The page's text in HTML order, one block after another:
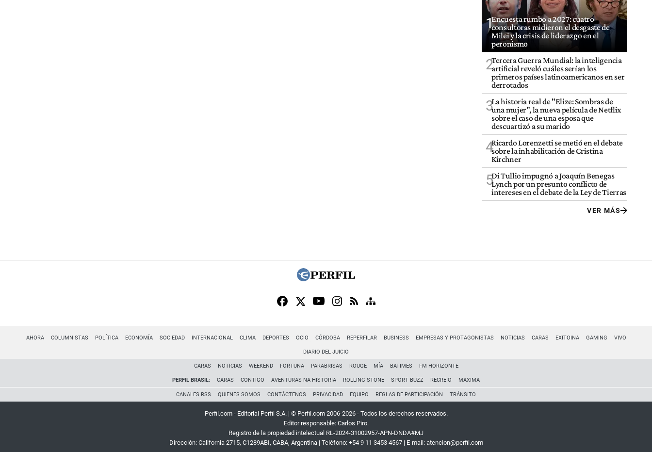
1Encuesta rumbo a 2027: cuatro
consultoras midieron el desgaste de
Milei y la crisis de liderazgo en el
peronismo
2Tercera Guerra Mundial: la inteligencia
artificial reveló cuáles serían los
primeros países latinoamericanos en ser
derrotados
3La historia real de "Elize: Sombras de
una mujer", la nueva película de Netflix
sobre el caso de una esposa que
descuartizó a su marido
4Ricardo Lorenzetti se metió en el debate
sobre la inhabilitación de Cristina
Kirchner
5Di Tullio impugnó a Joaquín Benegas
Lynch por un presunto conflicto de
intereses en el debate de la Ley de Tierras
VER MÁS
AHORA COLUMNISTAS POLÍTICA ECONOMÍA SOCIEDAD INTERNACIONAL CLIMA DEPORTES OCIO CÓRDOBA REPERFILAR BUSINESS EMPRESAS Y PROTAGONISTAS NOTICIAS CARAS EXITOINA GAMING VIVO
DIARIO DEL JUICIO
CARAS NOTICIAS WEEKEND FORTUNA PARABRISAS ROUGE MÍA BATIMES FM HORIZONTE
PERFIL BRASIL: CARAS CONTIGO AVENTURAS NA HISTORIA ROLLING STONE SPORT BUZZ RECREIO MAXIMA
CANALES RSS QUIENES SOMOS CONTÁCTENOS PRIVACIDAD EQUIPO REGLAS DE PARTICIPACIÓN TRÁNSITO
Perfil.com - Editorial Perfil S.A. | © Perfil.com 2006-2026 - Todos los derechos reservados.
Editor responsable: Carlos Piro.
Registro de la propiedad intelectual RL-2024-31002957-APN-DNDA#MJ
Dirección: California 2715, C1289ABI, CABA, Argentina| Teléfono: +54 9 11 3453 4567| E-mail: atencion@perfil.com